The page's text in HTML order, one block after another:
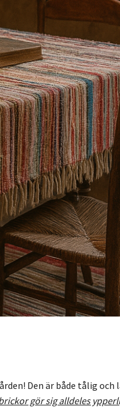
Den är både tålig
gör sig alldeles